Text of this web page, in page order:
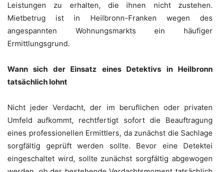
Leistungen zu erhalten, die ihnen nicht zustehen.
Mietbetrug ist in Heilbronn-Franken wegen des
angespannten Wohnungsmarkts ein häufiger
Ermittlungsgrund.
Wann sich der Einsatz eines Detektivs in Heilbronn
tatsächlich lohnt
Nicht jeder Verdacht, der im beruflichen oder privaten
Umfeld aufkommt, rechtfertigt sofort die Beauftragung
eines professionellen Ermittlers, da zunächst die Sachlage
sorgfältig geprüft werden sollte. Bevor eine Detektei
eingeschaltet wird, sollte zunächst sorgfältig abgewogen